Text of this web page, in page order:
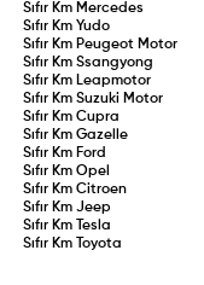
Sıfır Km Mercedes
Sıfır KmYudo
Sıfır Km Peugeot Motor
Sıfır KmSsangyong
Sıfır Km Leapmotor
Sıfır KmSuzuki Motor
Sıfır KmCupra
Sıfır KmGazelle
Sıfır Km Ford
Sıfır KmOpel
Sıfır KmCitroen
Sıfır KmJeep
Sıfır Km
Tesla
Sıfır Km
Toyota